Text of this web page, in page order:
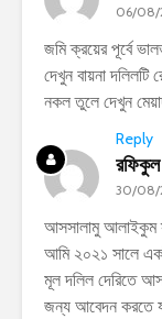
06/08/
জমি ক্রয়ের পূর্বে
দেখুন বায়না দলিলটি
নকল তুলে দেখুন
Reply
রফিকুল
30/08/
আসসালামু আলাইকুম
আমি ২০২১ সালে
মূল দলিল দেরিতে
জন্য আবেদন করতে